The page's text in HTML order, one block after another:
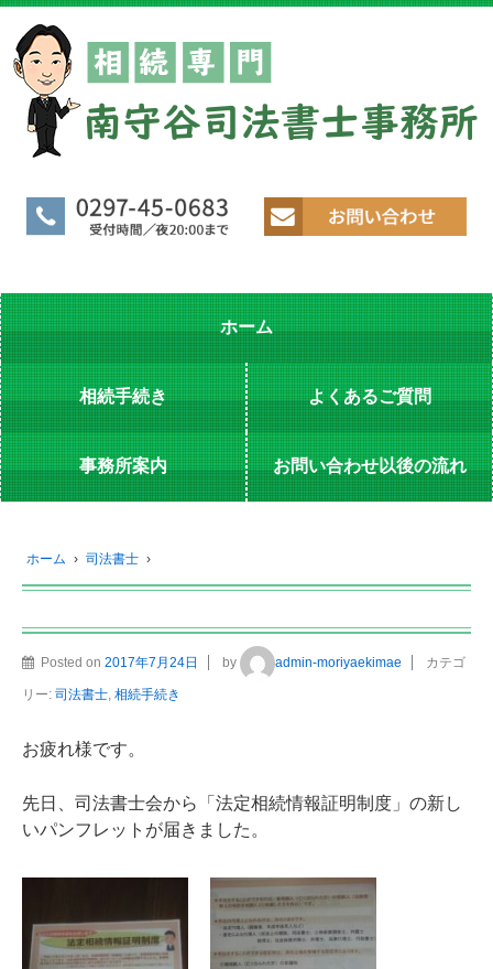
ホーム
相続手続き よくあるご質問
事務所案内 お問い合わせ以後の流れ
ホーム › 司法書士 ›
Posted on 2017年7月24日 by admin-moriyaekimae カテゴ
リー: 司法書士, 相続手続き
お疲れ様です。
先日、司法書士会から「法定相続情報証明制度」の新し
いパンフレットが届きました。